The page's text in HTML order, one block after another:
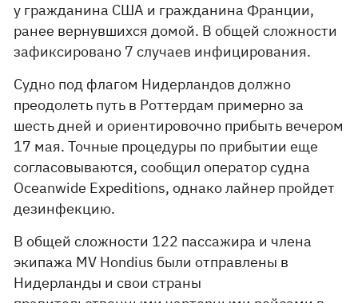
у гражданина США и гражданина Франции,
ранее вернувшихся домой. В общей сложности
зафиксировано 7 случаев инфицирования.
Судно под флагом Нидерландов должно
преодолеть путь в Роттердам примерно за
шесть дней и ориентировочно прибыть вечером
17 мая. Точные процедуры по прибытии еще
согласовываются, сообщил оператор судна
Oceanwide Expeditions, однако лайнер пройдет
дезинфекцию.
В общей сложности 122 пассажира и члена
экипажа MV Hondius были отправлены в
Нидерланды и свои страны